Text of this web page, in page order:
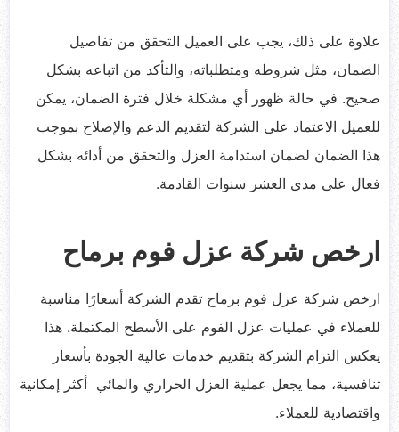
علاوة على ذلك، يجب على العميل التحقق من تفاصيل
الضمان، مثل شروطه ومتطلباته، والتأكد من اتباعه بشكل
صحيح. في حالة ظهور أي مشكلة خلال فترة الضمان، يمكن
للعميل الاعتماد على الشركة لتقديم الدعم والإصلاح بموجب
هذا الضمان لضمان استدامة العزل والتحقق من أدائه بشكل
فعال على مدى العشر سنوات القادمة.
ارخص شركة عزل فوم برماح
ارخص شركة عزل فوم برماح تقدم الشركة أسعارًا مناسبة
للعملاء في عمليات عزل الفوم على الأسطح المكتملة. هذا
يعكس التزام الشركة بتقديم خدمات عالية الجودة بأسعار
تنافسية، مما يجعل عملية العزل الحراري والمائي أكثر إمكانية
واقتصادية للعملاء.